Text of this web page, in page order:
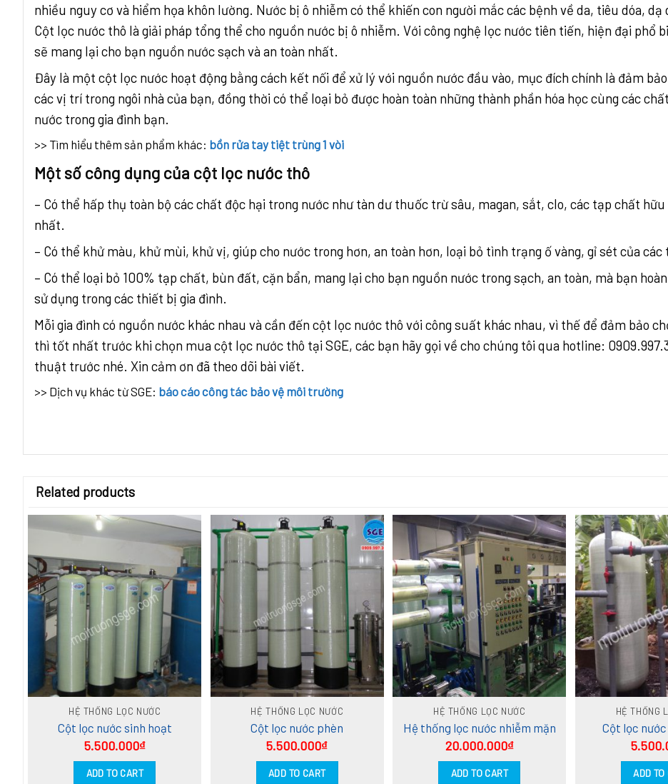
nhiều nguy cơ và hiểm họa khôn lường. Nước bị ô nhiễm có thể khiến con người mắc các bệnh về da, tiêu dóa,
Cột lọc nước thô là giải pháp tổng thể cho nguồn nước bị ô nhiễm. Với công nghệ lọc nước tiên tiến, hiện đại phổ
sẽ mang lại cho bạn nguồn nước sạch và an toàn nhất.
Đây là một cột lọc nước hoạt động bằng cách kết nối để xử lý với nguồn nước đầu vào, mục đích chính là đảm
các vị trí trong ngôi nhà của bạn, đồng thời có thể loại bỏ được hoàn toàn những thành phần hóa học cùng các
nước trong gia đình bạn.
>> Tìm hiểu thêm sản phẩm khác: bồn rửa tay tiệt trùng 1 vòi
Một số công dụng của cột lọc nước thô
– Có thể hấp thụ toàn bộ các chất độc hại trong nước như tàn dư thuốc trừ sâu, magan, sắt, clo, các tạp chất
nhất.
– Có thể khử màu, khử mùi, khử vị, giúp cho nước trong hơn, an toàn hơn, loại bỏ tình trạng ố vàng, gỉ sét của
– Có thể loại bỏ 100% tạp chất, bùn đất, cặn bẩn, mang lại cho bạn nguồn nước trong sạch, an toàn, mà bạn
sử dụng trong các thiết bị gia đình.
Mỗi gia đình có nguồn nước khác nhau và cần đến cột lọc nước thô với công suất khác nhau, vì thế để đảm bảo
thì tốt nhất trước khi chọn mua cột lọc nước thô tại SGE, các bạn hãy gọi về cho chúng tôi qua hotline:
thuật trước nhé. Xin cảm ơn đã theo dõi bài viết.
>> Dịch vụ khác từ SGE: báo cáo công tác bảo vệ môi trường
Related products
HỆ THỐNG LỌC NƯỚC
Cột lọc nước sinh hoạt
5.500.000₫
ADD TO CART
HỆ THỐNG LỌC NƯỚC
Cột lọc nước phèn
5.500.000₫
ADD TO CART
HỆ THỐNG LỌC NƯỚC
Hệ thống lọc nước nhiễm mặn
20.000.000₫
ADD TO CART
HỆ THỐNG
Cột lọc nước
ADD TO